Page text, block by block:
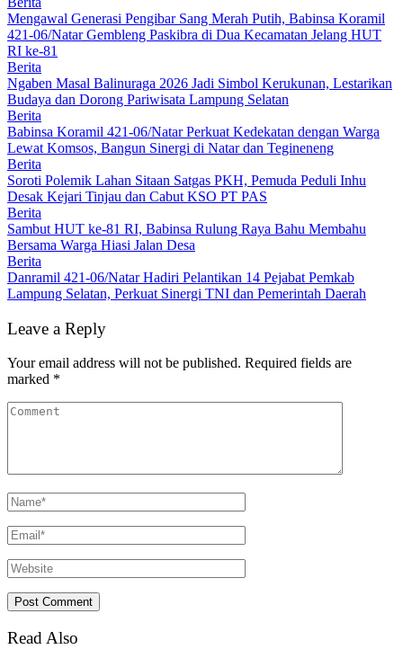
Mengawal Generasi Pengibar Sang Merah Putih, Babinsa Koramil
421-06/Natar Gembleng Paskibra di Dua Kecamatan Jelang HUT
RI ke-81
Berita
Ngaben Masal Balinuraga 2026 Jadi Simbol Kerukunan, Lestarikan
Budaya dan Dorong Pariwisata Lampung Selatan
Berita
Babinsa Koramil 421-06/Natar Perkuat Kedekatan dengan Warga
Lewat Komsos, Bangun Sinergi di Natar dan Tegineneng
Berita
Soroti Polemik Lahan Sitaan Satgas PKH, Pemuda Peduli Inhu
Desak Kejari Tinjau dan Cabut KSO PT PAS
Berita
Sambut HUT ke-81 RI, Babinsa Rulung Raya Bahu Membahu
Bersama Warga Hiasi Jalan Desa
Berita
Danramil 421-06/Natar Hadiri Pelantikan 14 Pejabat Pemkab
Lampung Selatan, Perkuat Sinergi TNI dan Pemerintah Daerah
Leave a Reply
Your email address will not be published. Required fields are
marked *
Read Also